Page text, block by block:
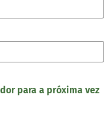
para a próxima vez